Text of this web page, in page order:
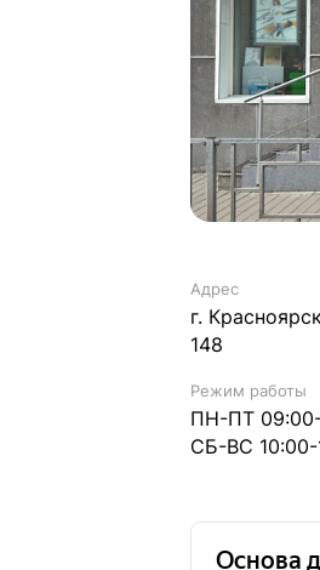
Адрес
г.
148
Режим работы
ПН-ПТ
СБ-ВС 10:00-